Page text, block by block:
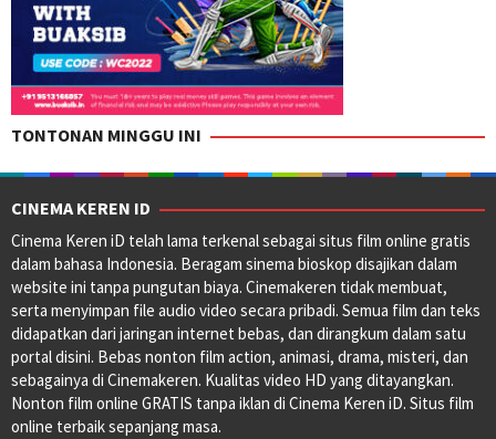
TONTONAN MINGGU INI
CINEMA KEREN ID
Cinema Keren iD telah lama terkenal sebagai situs film online gratis
dalam bahasa Indonesia. Beragam sinema bioskop disajikan dalam
website ini tanpa pungutan biaya. Cinemakeren tidak membuat,
serta menyimpan file audio video secara pribadi. Semua film dan teks
didapatkan dari jaringan internet bebas, dan dirangkum dalam satu
portal disini. Bebas nonton film action, animasi, drama, misteri, dan
sebagainya di Cinemakeren. Kualitas video HD yang ditayangkan.
Nonton film online GRATIS tanpa iklan di Cinema Keren iD. Situs film
online terbaik sepanjang masa.